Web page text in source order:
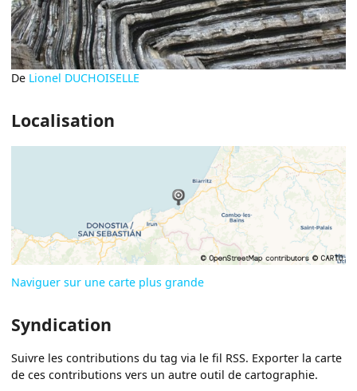
De Lionel DUCHOISELLE
Localisation
Naviguer sur une carte plus grande
Syndication
Suivre les contributions du tag via le fil RSS. Exporter la carte
de ces contributions vers un autre outil de cartographie.